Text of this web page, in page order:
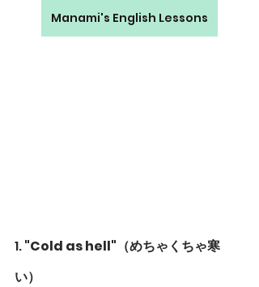
Manami's English Lessons
1. "Cold as hell"（めちゃくちゃ寒
い）